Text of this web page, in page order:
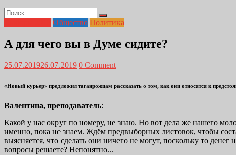
Общество Политика
А для чего вы в Думе сидите?
25.07.201926.07.2019 0 Comment
«Новый курьер» предложил таганрожцам рассказать о том, как они относятся к
Валентина, преподаватель:
Какой у нас округ по номеру, не знаю. Но вот дела же нашего
именно, пока не знаем. Ждём предвыборных листовок, чтобы
выясняется, что сделать они ничего не могут, поскольку то
вопросы решаете? Непонятно...